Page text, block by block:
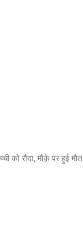
को रौदा, मौक़े पर हुई मौत